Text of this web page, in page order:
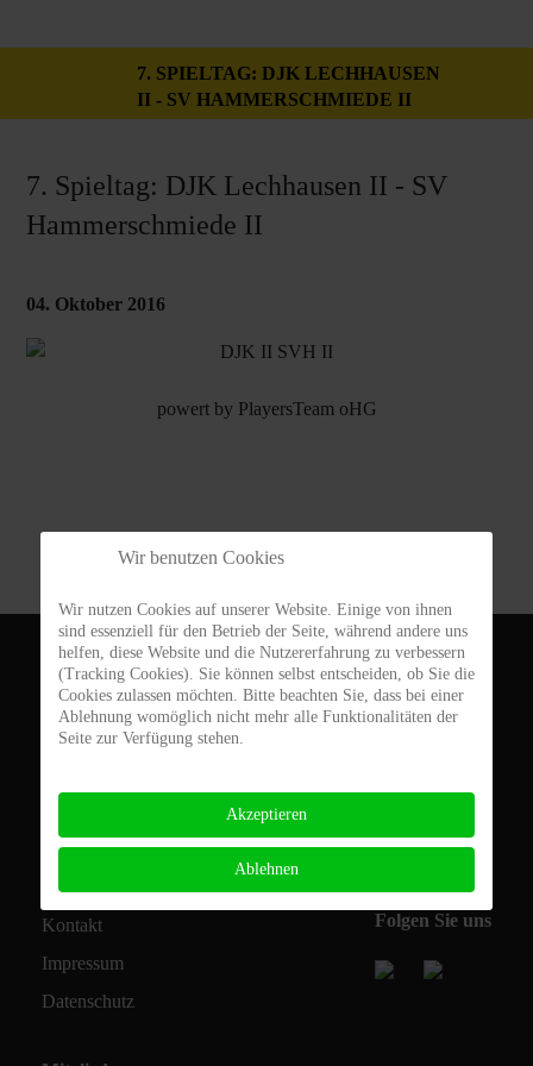
7. SPIELTAG: DJK LECHHAUSEN
II - SV HAMMERSCHMIEDE II
7. Spieltag: DJK Lechhausen II - SV
Hammerschmiede II
04. Oktober 2016
powert by PlayersTeam oHG
DJK Augsburg-Lechhausen 1920 e.V.
Derchinger Str. 118c
86165 Augsburg
info@djk-lechhausen.de
Kontakt
Impressum
Datenschutz
Folgen Sie uns
Wir benutzen Cookies
Wir nutzen Cookies auf unserer Website. Einige von ihnen
sind essenziell für den Betrieb der Seite, während andere uns
helfen, diese Website und die Nutzererfahrung zu verbessern
(Tracking Cookies). Sie können selbst entscheiden, ob Sie die
Cookies zulassen möchten. Bitte beachten Sie, dass bei einer
Ablehnung womöglich nicht mehr alle Funktionalitäten der
Seite zur Verfügung stehen.
Akzeptieren
Ablehnen